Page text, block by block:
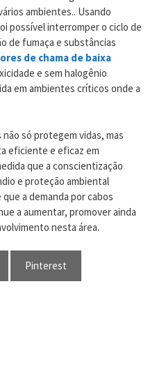
ambientes.. Usando
possível interromper o ciclo de
de fumaça e substâncias
de chama de baixa
e sem halogênio
em ambientes críticos onde a
só protegem vidas, mas
eficiente e eficaz em
que a conscientização
e proteção ambiental
a demanda por cabos
a aumentar, promover ainda
nesta área.
Pinterest